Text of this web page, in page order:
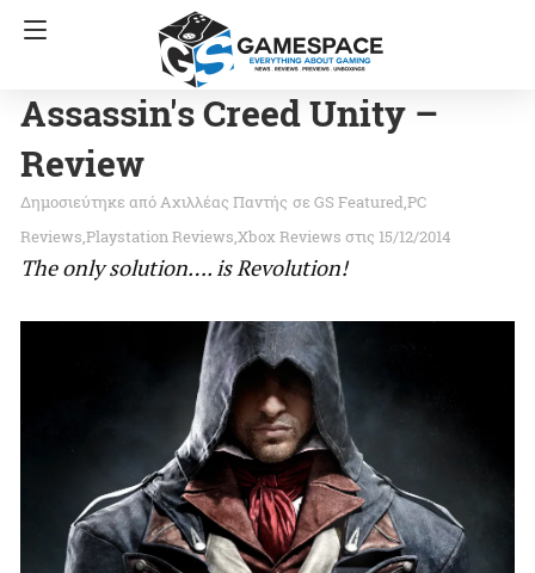
Assassin's Creed Unity –
Review
Αχιλλέας Παντής σε GS FeaturedPC
Reviews Playstation Reviews Xbox Reviews στις 15/12/2014
The only solution…. is Revolution!